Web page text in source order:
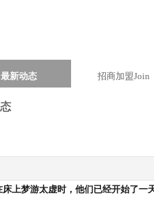
最新动态 招商加盟Join
床上梦游太虚时，他们已经开始了一